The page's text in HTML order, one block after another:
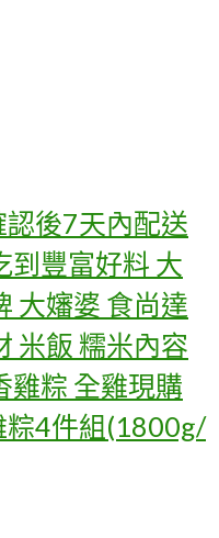
後7天內配送
到豐富好料 大
大嬸婆 食尚達
米飯 糯米內容
雞粽 全雞現購
粽4件組(1800g/